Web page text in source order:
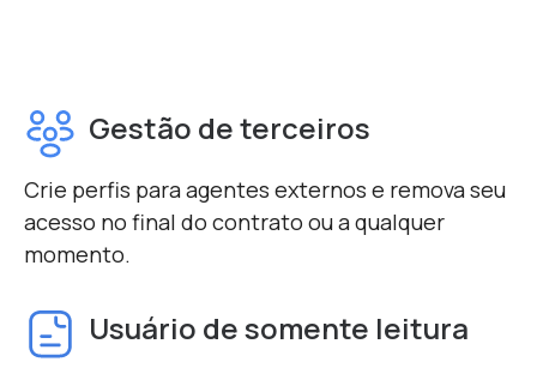
Gestão de terceiros
Crie perfis para agentes externos e remova seu
acesso no final do contrato ou a qualquer
momento.
Usuário de somente leitura